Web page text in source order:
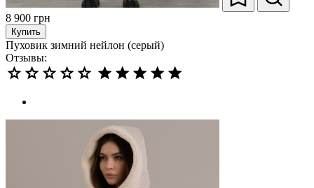
8 900 грн
Купить
Пуховик зимний нейлон (серый)
Отзывы: